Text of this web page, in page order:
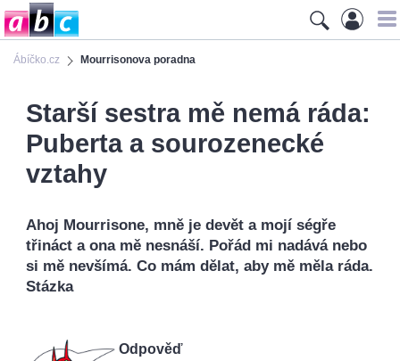
Ábíčko.cz Mourrisonova poradna
Starší sestra mě nemá ráda:
Puberta a sourozenecké
vztahy
Ahoj Mourrisone, mně je devět a mojí ségře
třináct a ona mě nesnáší. Pořád mi nadává nebo
si mě nevšímá. Co mám dělat, aby mě měla ráda.
Stázka
Odpověď